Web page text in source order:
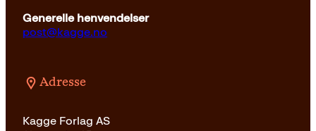
Generelle henvendelser
post@kagge.no
Adresse
Kagge Forlag AS